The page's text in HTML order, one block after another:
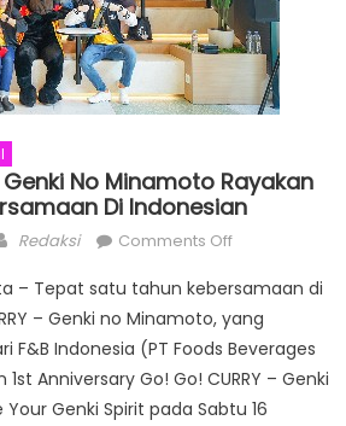
Genki No Minamoto Rayakan
Di Indonesian
Author
Redaksi Comments Offon
Go!
CURRY
–
Genki
no
– Tepat satu tahun kebersamaan di
– Genki no Minamoto, yang
F&B Indonesia (PT Foods Beverages
Anniversary Go! Go! CURRY – Genki
Genki Spirit pada Sabtu 16